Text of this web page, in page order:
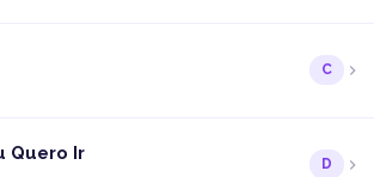
C
Quero Ir
D